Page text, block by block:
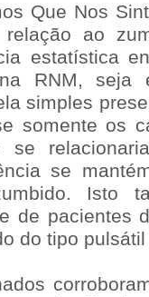
Que Nos
ao
estatística
RNM, seja
simples
somente os
se
se
Isto
de pacientes
do tipo pulsátil